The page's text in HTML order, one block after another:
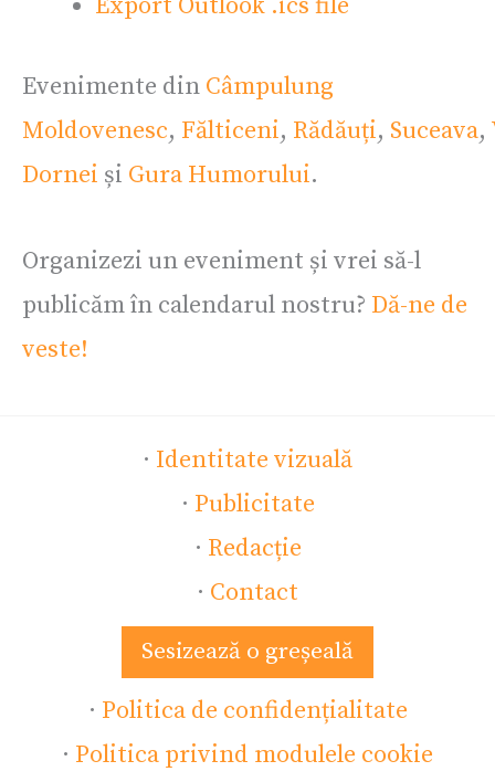
Evenimente din Câmpulung
Moldovenesc, Fălticeni, Rădăuți, Suceava,
Dornei și Gura Humorului.
Organizezi un eveniment și vrei să-l
publicăm în calendarul nostru? Dă-ne de
veste!
· Identitate vizuală
· Publicitate
· Redacție
· Contact
Sesizează o greșeală
· Politica de confidențialitate
· Politica privind modulele cookie